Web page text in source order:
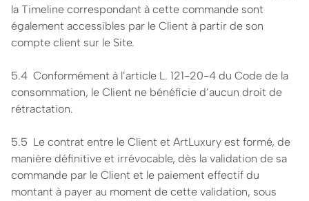
la Timeline correspondant à cette commande sont
également accessibles par le Client à partir de son
compte client sur le Site.
5.4 Conformément à l’article L. 121-20-4 du Code de la
consommation, le Client ne bénéficie d’aucun droit de
rétractation.
5.5 Le contrat entre le Client et ArtLuxury est formé, de
manière définitive et irrévocable, dès la validation de sa
commande par le Client et le paiement effectif du
montant à payer au moment de cette validation, sous